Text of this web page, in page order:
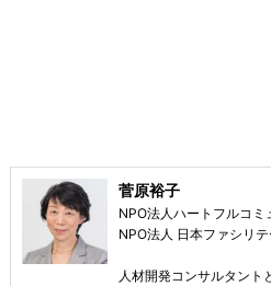
菅原裕子
NPO法人ハートフルコ
NPO法人 日本ファシリ
人材開発コンサルタント